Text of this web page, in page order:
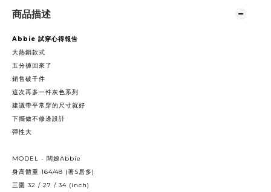
商品描述
Abbie 試穿心得報告
大熱銷款式
五分褲回來了
銷售破千件
這次再多一件灰色系列
建議帶平常穿的尺寸就好
下擺做不修邊設計
彈性大
MODEL - 闆娘Abbie
身高體重 164/48 (著S居多)
三圍 32 / 27 / 34 (inch)